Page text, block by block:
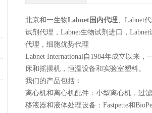
北京和一生物Labnet国内代理、Labnet
试剂代理，Labnet生物试剂进口，
代理，细胞优势代理
Labnet International自1984年成立以来
床和摇摆机，恒温设备和实验室塑料。
我们的产品包括：
离心机和离心机配件：小型离心机，过滤
移液器和液体处理设备：Fastpette和